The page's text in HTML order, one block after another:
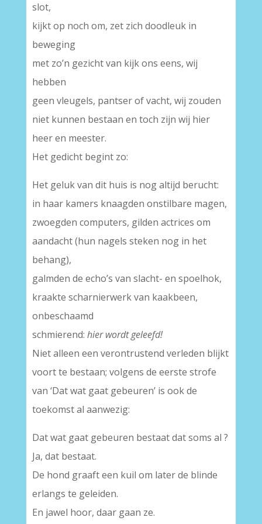
slot,
kijkt op noch om, zet zich doodleuk in
beweging
met zo’n gezicht van kijk ons eens, wij
hebben
geen vleugels, pantser of vacht, wij zouden
niet kunnen bestaan en toch zijn wij hier
heer en meester.
Het gedicht begint zo:
Het geluk van dit huis is nog altijd berucht:
in haar kamers knaagden onstilbare magen,
zwoegden computers, gilden actrices om
aandacht (hun nagels steken nog in het
behang),
galmden de echo’s van slacht- en spoelhok,
kraakte scharnierwerk van kaakbeen,
onbeschaamd
schmierend: hier wordt geleefd!
Niet alleen een verontrustend verleden blijkt
voort te bestaan; volgens de eerste strofe
van ‘Dat wat gaat gebeuren’ is ook de
toekomst al aanwezig:
Dat wat gaat gebeuren bestaat dat soms al ?
Ja, dat bestaat.
De hond graaft een kuil om later de blinde
erlangs te geleiden.
En jawel hoor, daar gaan ze.